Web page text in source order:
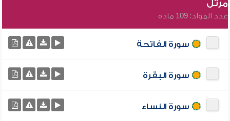
مرتل
عدد المواد: 109 مادة
سورة الفاتحة
سورة البقرة
سورة النساء